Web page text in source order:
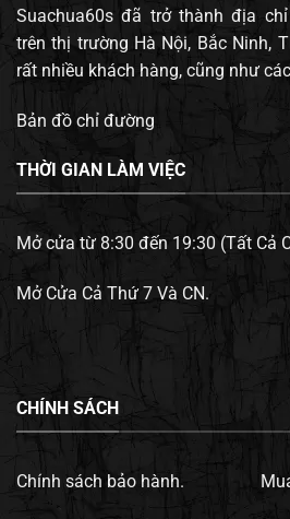
Suachua60s đã trở thành địa
trên thị trường Hà Nội, Bắc Ninh,
rất nhiều khách hàng, cũng như
Bản đồ chỉ đường
THỜI GIAN LÀM VIỆC
Mở cửa từ 8:30 đến 19:30 (Tất Cả
Mở Cửa Cả Thứ 7 Và CN.
CHÍNH SÁCH
Chính sách bảo hành.